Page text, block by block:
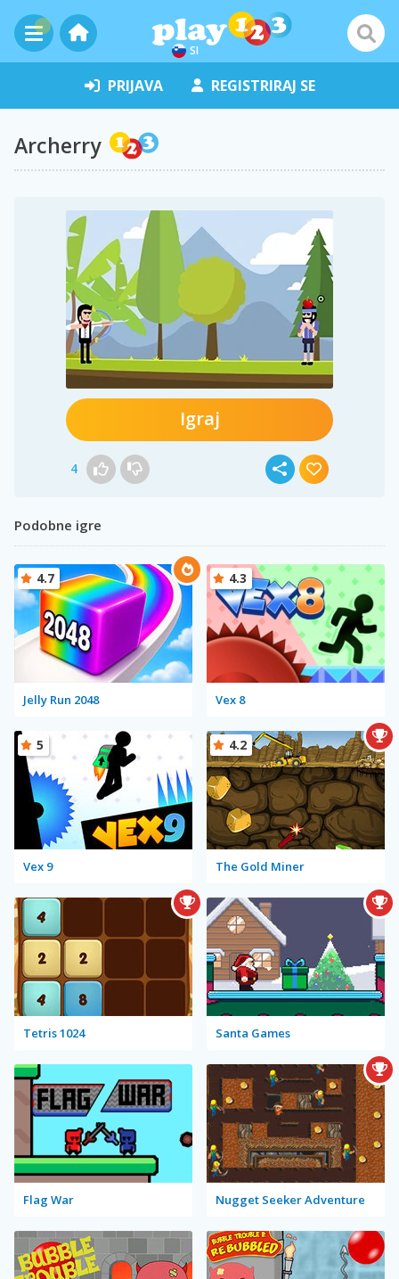
SI
PRIJAVA REGISTRIRAJ SE
Archerry
Igraj
4
Podobne igre
Jelly Run 2048
4.7
Vex 8
4.3
Vex 9
5
The Gold Miner
4.2
Tetris 1024 Santa Games
Flag War Nugget Seeker Adventure